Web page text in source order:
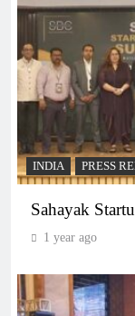
INDIA PRESS
Sahayak
1 year ago